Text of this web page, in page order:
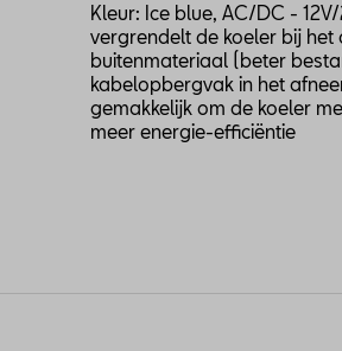
Kleur: Ice blue, AC/DC -
vergrendelt de koeler bij
buitenmateriaal (beter
kabelopbergvak in het
gemakkelijk om de koeler
meer energie-efficiëntie